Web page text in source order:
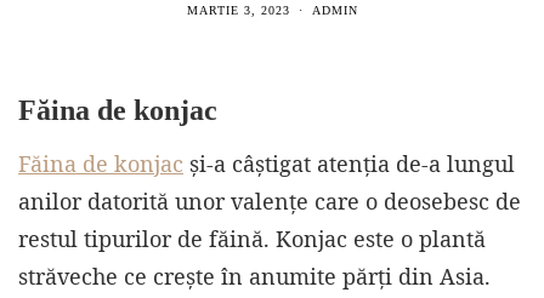
MARTIE 3, 2023 ADMIN
Făina de konjac
Făina de konjac și-a câștigat atenția de-a lungul
anilor datorită unor valențe care o deosebesc de
restul tipurilor de făină. Konjac este o plantă
străveche ce crește în anumite părți din Asia.